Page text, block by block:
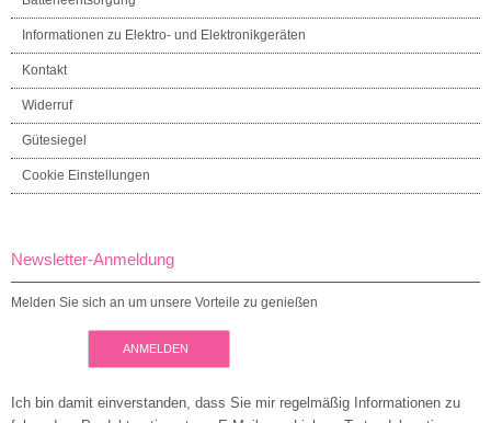
Informationen zu Elektro- und Elektronikgeräten
Kontakt
Widerruf
Gütesiegel
Cookie Einstellungen
Newsletter-Anmeldung
Melden Sie sich an um unsere Vorteile zu genießen
ANMELDEN
Ich bin damit einverstanden, dass Sie mir regelmäßig Informationen zu